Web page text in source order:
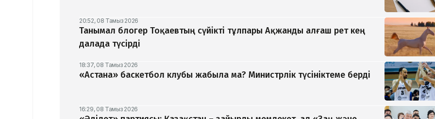
20:52, 08 Тамыз 2026
Танымал блогер Тоқаевтың сүйікті тұлпары Ақжанды алғаш рет кең
далада түсірді
18:37, 08 Тамыз 2026
«Астана» баскетбол клубы жабыла ма? Министрлік түсініктеме берді
16:29, 08 Тамыз 2026